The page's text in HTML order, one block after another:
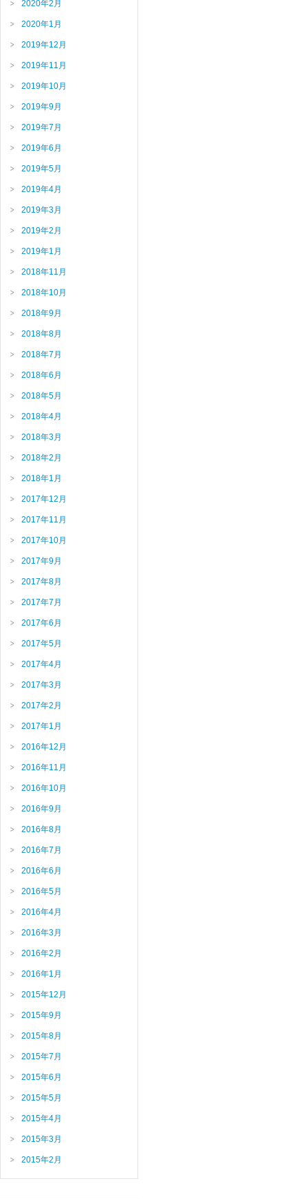
2020年2月
2020年1月
2019年12月
2019年11月
2019年10月
2019年9月
2019年7月
2019年6月
2019年5月
2019年4月
2019年3月
2019年2月
2019年1月
2018年11月
2018年10月
2018年9月
2018年8月
2018年7月
2018年6月
2018年5月
2018年4月
2018年3月
2018年2月
2018年1月
2017年12月
2017年11月
2017年10月
2017年9月
2017年8月
2017年7月
2017年6月
2017年5月
2017年4月
2017年3月
2017年2月
2017年1月
2016年12月
2016年11月
2016年10月
2016年9月
2016年8月
2016年7月
2016年6月
2016年5月
2016年4月
2016年3月
2016年2月
2016年1月
2015年12月
2015年9月
2015年8月
2015年7月
2015年6月
2015年5月
2015年4月
2015年3月
2015年2月